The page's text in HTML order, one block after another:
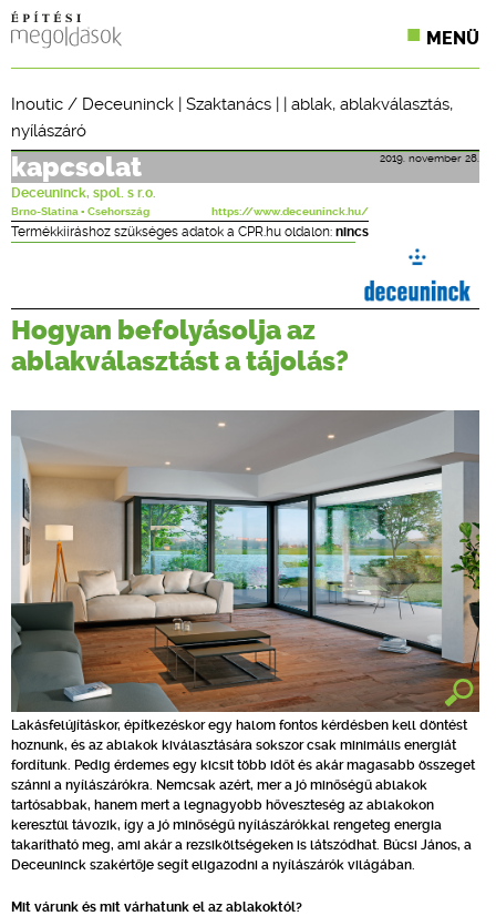
MENÜ
CPR TERMÉKKIÍRÁS
ÉPÍTÉSI JOG
TERVEZÉSI SEGÉDLETEK
Inoutic / Deceuninck | Szaktanács | | ablak, ablakválasztás,
nyílászáró
2019. november 28.
kapcsolat
Deceuninck, spol. s r.o.
Brno-Slatina ▪ Csehország https://www.deceuninck.hu/
Termékkiíráshoz szükséges adatok a CPR.hu oldalon: nincs
Hogyan befolyásolja az
ablakválasztást a tájolás?
Lakásfelújításkor, építkezéskor egy halom fontos kérdésben kell döntést
hoznunk, és az ablakok kiválasztására sokszor csak minimális energiát
fordítunk. Pedig érdemes egy kicsit több időt és akár magasabb összeget
szánni a nyílászárókra. Nemcsak azért, mer a jó minőségű ablakok
tartósabbak, hanem mert a legnagyobb hőveszteség az ablakokon
keresztül távozik, így a jó minőségű nyílászárókkal rengeteg energia
takarítható meg, ami akár a rezsiköltségeken is látszódhat. Búcsi János, a
Deceuninck szakértője segít eligazodni a nyílászárók világában.
Mit várunk és mit várhatunk el az ablakoktól?